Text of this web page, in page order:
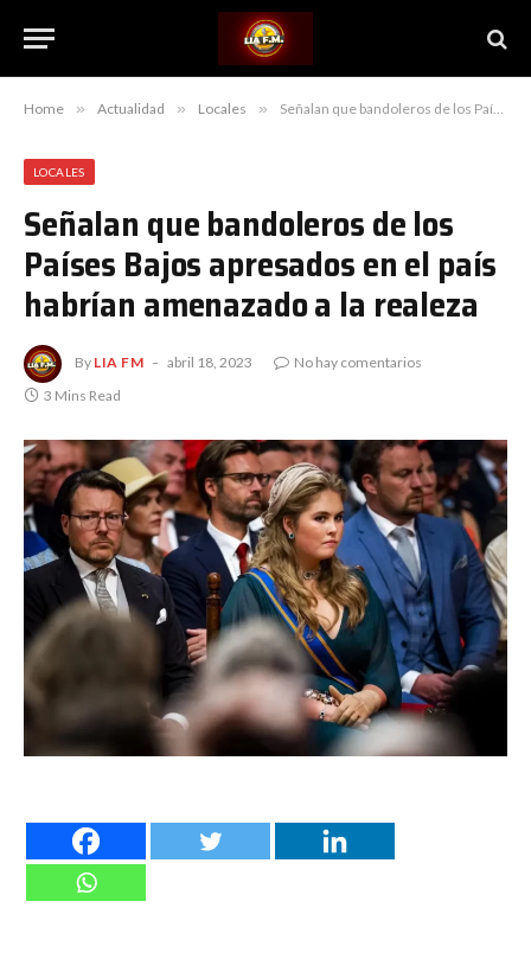
Home » Actualidad » Locales » Señalan que bandoleros de los Países Bajos apresados en el país habrían amenazado a la realeza
LOCALES
Señalan que bandoleros de los
Países Bajos apresados en el país
habrían amenazado a la realeza
By LIA FM abril 18, 2023
No hay comentarios
3 Mins Read